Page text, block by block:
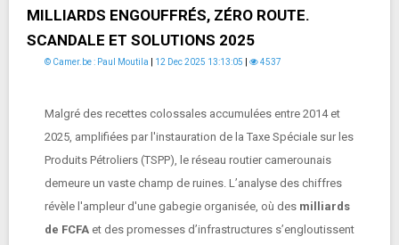
MILLIARDS ENGOUFFRÉS, ZÉRO ROUTE.
SCANDALE ET SOLUTIONS 2025
© Camer.be : Paul Moutila 12 Dec 2025 13:13:05 4537
Malgré des recettes colossales accumulées entre 2014 et
2025, amplifiées par l'instauration de la Taxe Spéciale sur les
Produits Pétroliers (TSPP), le réseau routier camerounais
demeure un vaste champ de ruines. L’analyse des chiffres
révèle l'ampleur d'une gabegie organisée, où des milliards
de FCFA et des promesses d’infrastructures s’engloutissent